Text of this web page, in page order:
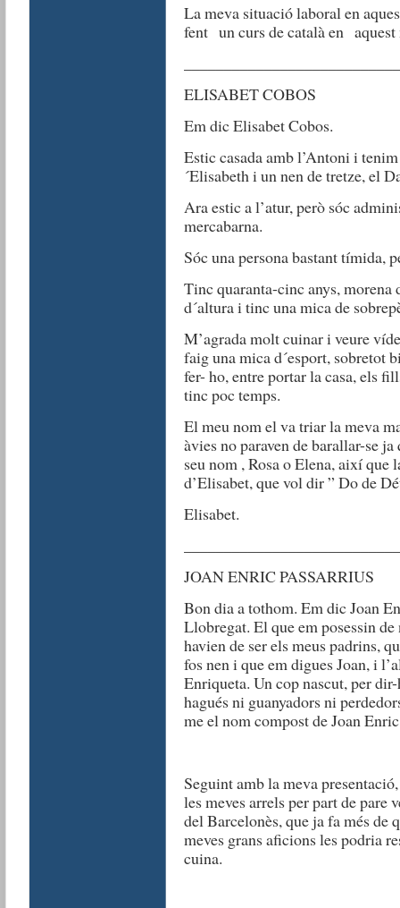
La meva situació laboral en
fent un curs de català en aquest
ELISABET COBOS
Em dic Elisabet Cobos.
Estic casada amb l’Antoni i
´Elisabeth i un nen de tretze, el
Ara estic a l’atur, però sóc
mercabarna.
Sóc una persona bastant tímida,
Tinc quaranta-cinc anys,
d´altura i tinc una mica de
M’agrada molt cuinar i veure
faig una mica d´esport, sobretot
fer- ho, entre portar la casa, els
tinc poc temps.
El meu nom el va triar la meva
àvies no paraven de barallar-se
seu nom , Rosa o Elena, així que
d’Elisabet, que vol dir ” Do de
Elisabet.
JOAN ENRIC PASSARRIUS
Bon dia a tothom. Em dic Joan
Llobregat. El que em posessin
havien de ser els meus padrins,
fos nen i que em digues Joan, i
Enriqueta. Un cop nascut, per
hagués ni guanyadors ni
me el nom compost de Joan
Seguint amb la meva
les meves arrels per part de pare
del Barcelonès, que ja fa més de
meves grans aficions les podria
cuina.